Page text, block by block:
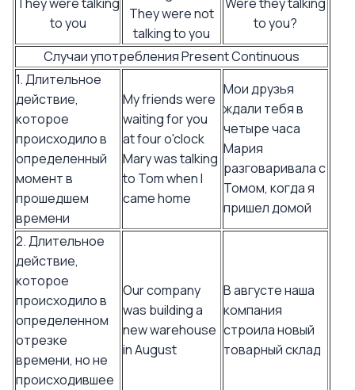
to you
They were not
talking to you
to you?
Случаи употребления Present Continuous
1. Длительное
действие,
которое
происходило в
определенный
момент в
прошедшем
времени
My friends were
waiting for you
at four o'clock
Mary was talking
to Tom when I
came home
Мои друзья
ждали тебя в
четыре часа
Мария
разговаривала с
Томом, когда я
пришел домой
2. Длительное
действие,
которое
происходило в
определенном
отрезке
времени, но не
происходившее
Our company
was building a
new warehouse
in August
В августе наша
компания
строила новый
товарный склад